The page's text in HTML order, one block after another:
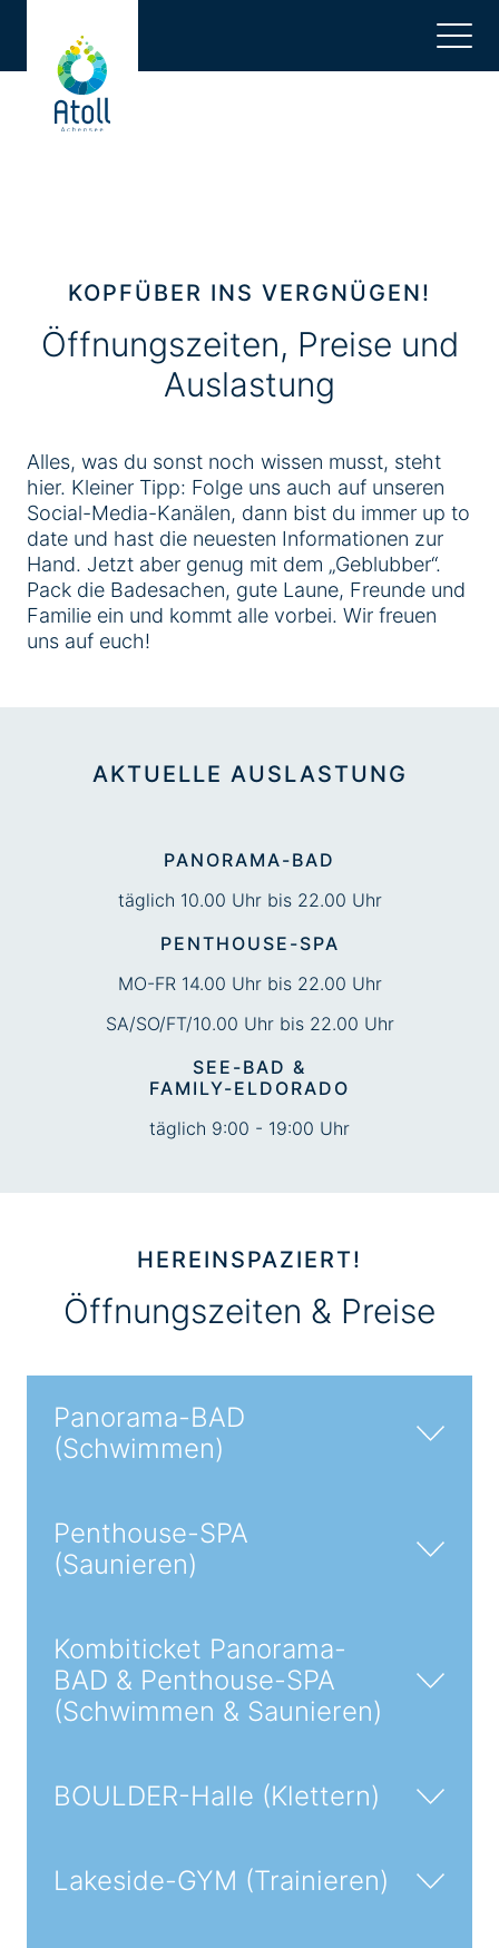
springen.
Hauptmenü
Öffnungszeiten, Preise und
Auslastung
KOPFÜBER INS VERGNÜGEN!
Alles, was du sonst noch wissen musst, steht
hier. Kleiner Tipp: Folge uns auch auf unseren
Social-Media-Kanälen, dann bist du immer up to
date und hast die neuesten Informationen zur
Hand. Jetzt aber genug mit dem „Geblubber“.
Pack die Badesachen, gute Laune, Freunde und
Familie ein und kommt alle vorbei. Wir freuen
uns auf euch!
AKTUELLE AUSLASTUNG
PANORAMA-BAD
täglich 10.00 Uhr bis 22.00 Uhr
PENTHOUSE-SPA
MO-FR 14.00 Uhr bis 22.00 Uhr
SA/SO/FT/10.00 Uhr bis 22.00 Uhr
SEE-BAD &
FAMILY-ELDORADO
täglich 9:00 - 19:00 Uhr
Öffnungszeiten & Preise
HEREINSPAZIERT!
Panorama-BAD
(Schwimmen)
Penthouse-SPA
(Saunieren)
Kombiticket Panorama-
BAD & Penthouse-SPA
(Schwimmen & Saunieren)
BOULDER-Halle (Klettern)
Lakeside-GYM (Trainieren)